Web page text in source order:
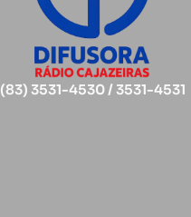
(83) 3531-4530 / 3531-4531